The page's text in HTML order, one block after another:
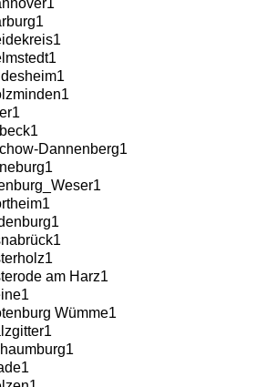
1
1
1
1
1
1
1
1
Dannenberg1
1
1
1
1
1
1
am Harz1
1
Wümme1
1
1
1